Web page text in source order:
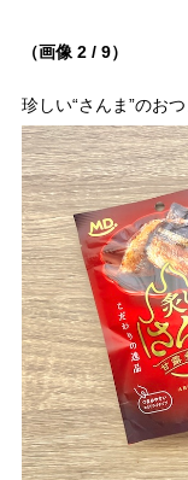
（画像 2 / 9）
珍しい“さんま”のお